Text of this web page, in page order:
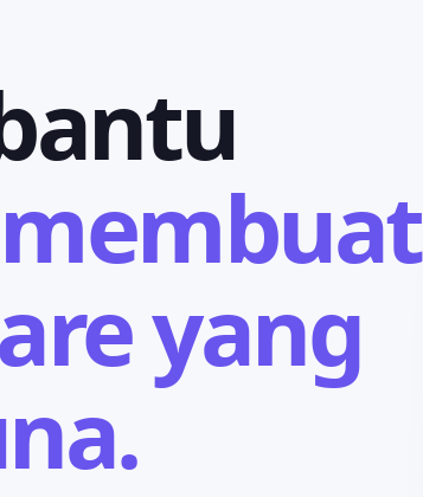
membuat
yang